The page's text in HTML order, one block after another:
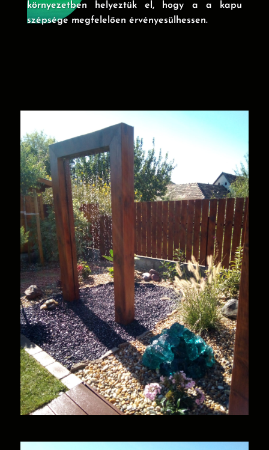
környezetben helyeztük el, hogy a a kapu
szépsége megfelelően érvényesülhessen.